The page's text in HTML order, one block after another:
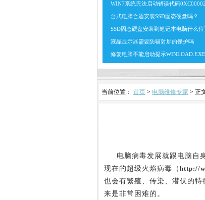
WIN7系统无法启动错误代码
台式电脑合适安装SSD固态硬盘吗？
SSD固态硬盘安装到笔记本电脑什么
液晶显示器需要防辐射屏的保护吗
修复电脑不能启动提示
当前位置： 首页 > 电脑维修专家 > 正
电脑病毒发展就跟电脑自身
现在的超级火焰病毒（ http://
也会有繁殖、传染、潜伏的
来是非常困难的。